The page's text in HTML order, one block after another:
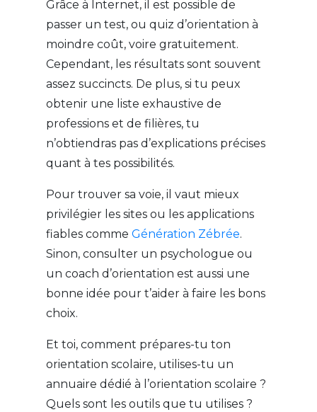
Grâce à Internet, il est possible de
passer un test, ou quiz d’orientation à
moindre coût, voire gratuitement.
Cependant, les résultats sont souvent
assez succincts. De plus, si tu peux
obtenir une liste exhaustive de
professions et de filières, tu
n’obtiendras pas d’explications précises
quant à tes possibilités.
Pour trouver sa voie, il vaut mieux
privilégier les sites ou les applications
fiables comme Génération Zébrée.
Sinon, consulter un psychologue ou
un coach d’orientation est aussi une
bonne idée pour t’aider à faire les bons
choix.
Et toi, comment prépares-tu ton
orientation scolaire, utilises-tu un
annuaire dédié à l’orientation scolaire ?
Quels sont les outils que tu utilises ?